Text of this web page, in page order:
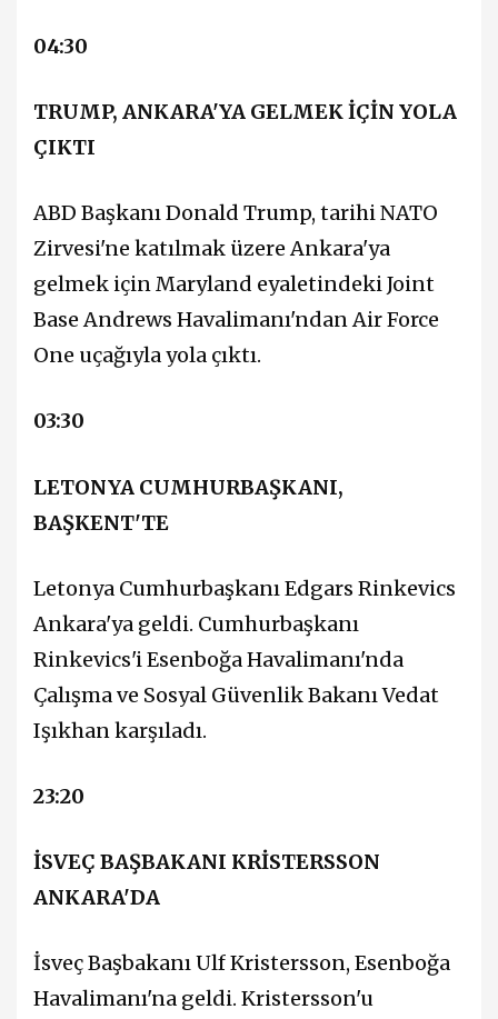
04:30
TRUMP, ANKARA'YA GELMEK İÇİN YOLA
ÇIKTI
ABD Başkanı Donald Trump, tarihi NATO
Zirvesi'ne katılmak üzere Ankara'ya
gelmek için Maryland eyaletindeki Joint
Base Andrews Havalimanı'ndan Air Force
One uçağıyla yola çıktı.
03:30
LETONYA CUMHURBAŞKANI,
BAŞKENT'TE
Letonya Cumhurbaşkanı Edgars Rinkevics
Ankara'ya geldi. Cumhurbaşkanı
Rinkevics'i Esenboğa Havalimanı'nda
Çalışma ve Sosyal Güvenlik Bakanı Vedat
Işıkhan karşıladı.
23:20
İSVEÇ BAŞBAKANI KRİSTERSSON
ANKARA'DA
İsveç Başbakanı Ulf Kristersson, Esenboğa
Havalimanı'na geldi. Kristersson'u